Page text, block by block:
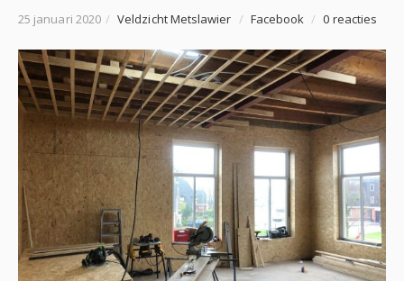
25 januari 2020 / Veldzicht Metslawier / Facebook / 0 reacties